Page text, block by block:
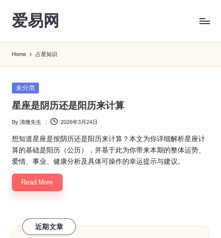
Skip
content
爱易网
转
农
历
历
查
询
_2ebc.com
Home 占星知识
Posted
未分类
星座是阴历还是阳历来计算
Posted
by
By 清微先生 2026年3月24日
想知道星座是按阴历还是阳历来计算？本文为你详细解析星座计
算的基础是阳历（公历），并基于此为你带来本期的整体运势、
爱情、事业、健康分析及具体可操作的幸运提示与建议。
Read More
近期文章